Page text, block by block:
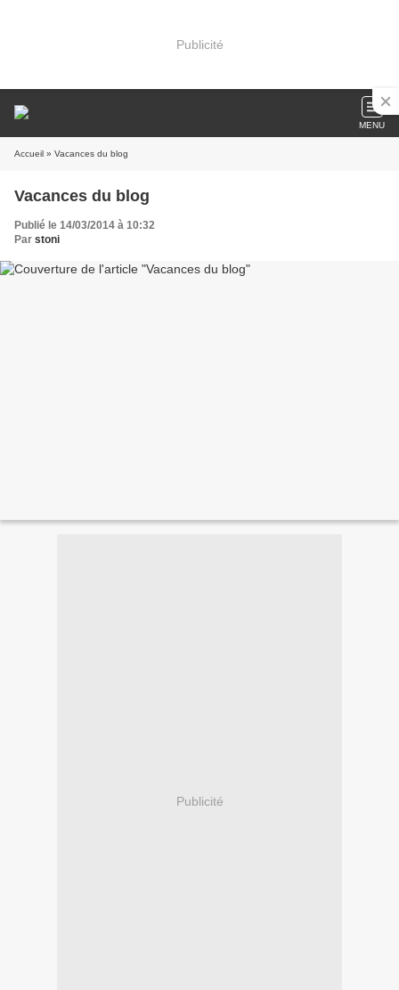
Publicité
MENU
Accueil » Vacances du blog
Vacances du blog
Publié le 14/03/2014 à 10:32
Par stoni
Publicité